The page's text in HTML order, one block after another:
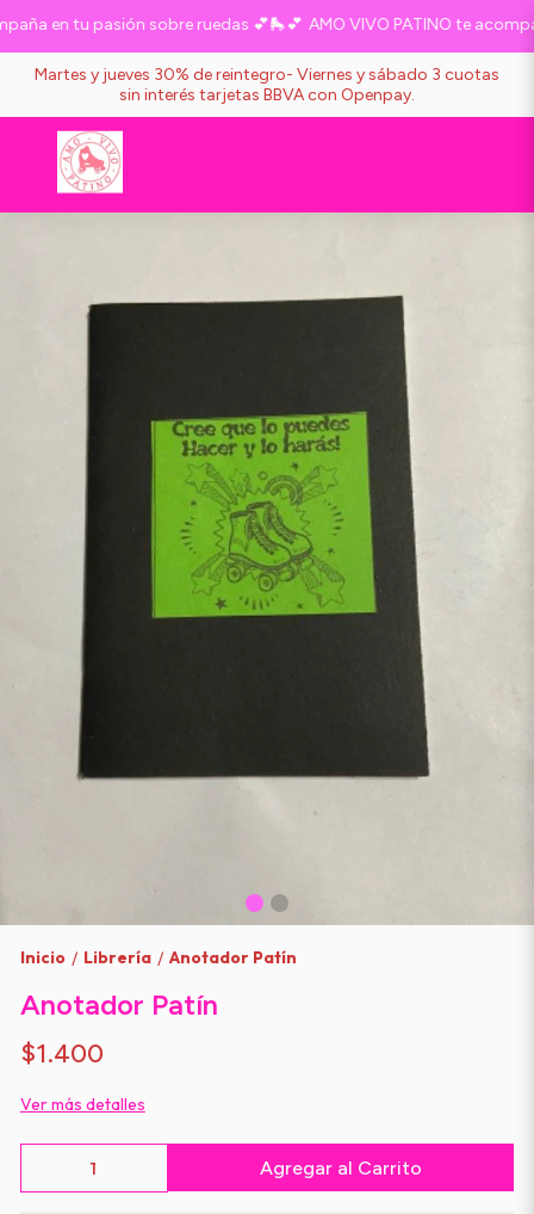
en tu pasión sobre ruedas 💕🛼💕 AMO VIVO PATINO te
Martes y jueves 30% de reintegro- Viernes y sábado 3 cuotas
sin interés tarjetas BBVA con Openpay.
Inicio / Librería / Anotador Patín
Anotador Patín
$1.400
Ver más detalles
Agregar al Carrito